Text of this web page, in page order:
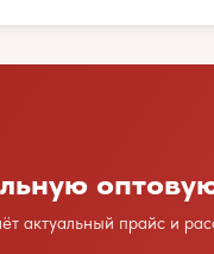
актуальный прайс и